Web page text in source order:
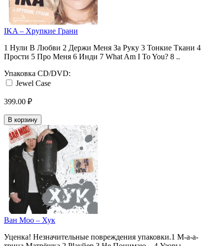
IKA ‎– Хрупкие Грани
1 Нули В Любви 2 Держи Меня За Руку 3 Тонкие Ткани 4
Прости 5 Про Меня 6 Инди 7 What Am I To You? 8 ..
Упаковка CD/DVD:
Jewel Case
399.00 ₽
В корзину
Ван Моо ‎– Хук
Уценка! Незначительные повреждения упаковки.1 М-а-а-